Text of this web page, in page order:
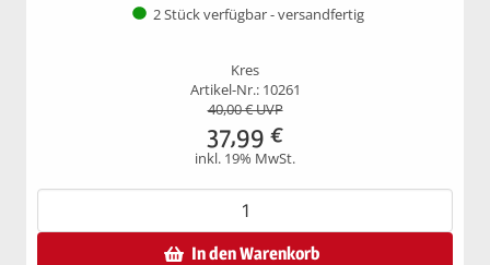
2 Stück verfügbar - versandfertig
Kres
Artikel-Nr.: 10261
40,00€ UVP
37,99 €
inkl. 19% MwSt.
In den Warenkorb